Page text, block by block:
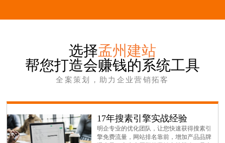
选择孟州建站
帮您打造会赚钱的系统工具
全案策划，助力企业营销拓客
17年搜素引擎实战经验
明企专业的优化团队，让您快速获得搜素引
擎免费流量，网站排名靠前，增加产品品牌